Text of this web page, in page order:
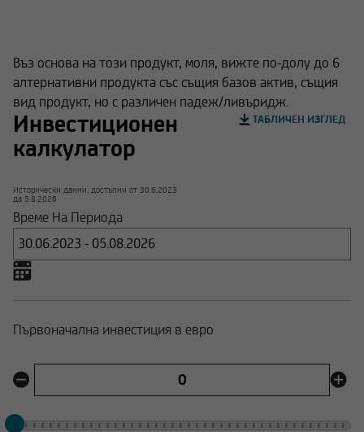
Въз основа на този продукт, моля, вижте по-долу до 6
алтернативни продукта със същия базов актив, същия
вид продукт, но с различен падеж/ливъридж.
Инвестиционен
калкулатор
Исторически данни, достъпни от 30.6.2023
да 5.8.2026
ТАБЛИЧЕН ИЗГЛЕД
Време На Периода
Първоначална инвестиция в евро